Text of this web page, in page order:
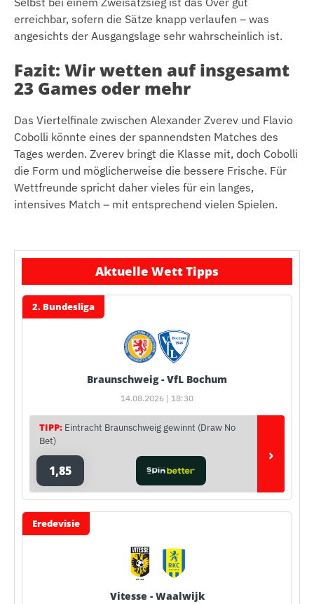
erreichbar, sofern die Sätze knapp verlaufen – was
angesichts der Ausgangslage sehr wahrscheinlich ist.
Fazit: Wir wetten auf insgesamt
23 Games oder mehr
Das Viertelfinale zwischen Alexander Zverev und Flavio
Cobolli könnte eines der spannendsten Matches des
Tages werden. Zverev bringt die Klasse mit, doch Cobolli
die Form und möglicherweise die bessere Frische. Für
Wettfreunde spricht daher vieles für ein langes,
intensives Match – mit entsprechend vielen Spielen.
Aktuelle Wett Tipps
2. Bundesliga
Braunschweig - VfL Bochum
14.08.2026 | 18:30
TIPP: Eintracht Braunschweig gewinnt (Draw No
Bet)
1,85
›
Eredevisie
Vitesse - Waalwijk